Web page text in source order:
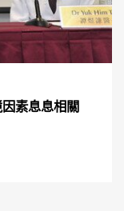
素息息相關